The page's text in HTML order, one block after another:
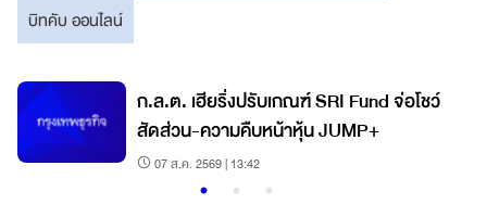
บิทคับ ออนไลน์
ก.ล.ต. เฮียริ่งปรับเกณฑ์ SRI Fund จ่อโชว์
สัดส่วน-ความคืบหน้าหุ้น JUMP+
07 ส.ค. 2569 | 13:42